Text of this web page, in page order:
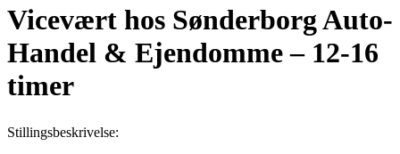
Vicevært hos Sønderborg Auto-
Handel & Ejendomme – 12-16
timer
Stillingsbeskrivelse: